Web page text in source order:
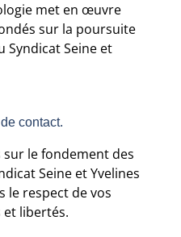
met en œuvre
sur la poursuite
Syndicat Seine et
contact.
le fondement des
Seine et Yvelines
le respect de vos
libertés.